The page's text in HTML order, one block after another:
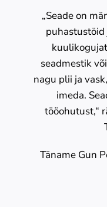
„Seade on
seadmestik
nagu plii ja
imeda.
tööohutust,“
Täname Gun